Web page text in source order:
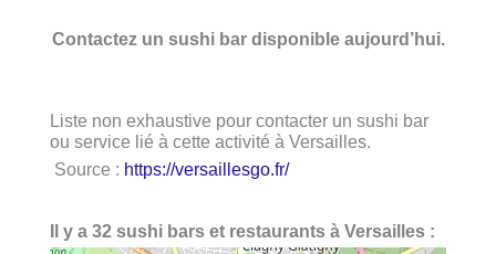
Contactez un sushi bar disponible aujourd’hui.
Liste non exhaustive pour contacter un sushi bar
ou service lié à cette activité à Versailles.
Source : https://versaillesgo.fr/
Il y a 32 sushi bars et restaurants à Versailles :